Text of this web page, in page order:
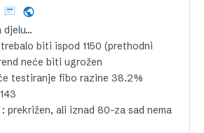
djelu…
biti ispod 1150 (prethodni
neće biti ugrožen
testiranje fibo razine 38.2%
prekrižen, ali iznad 80-za sad nema